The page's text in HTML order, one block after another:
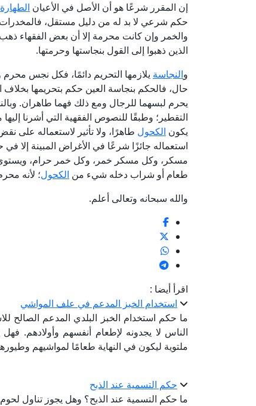
إن المقرر شرعًا هو أن الأصل في الأعيان الطهارة
حكم شرعي لا بد له من دليل مستقل، فالمخدرات
والخمر وإن كانت محرمة إلا أن بعض الفقهاء ذهب
الذين ذهبوا إلى القول بنجاستها وحرمتها.
والنجاسة يلازمها التحريم دائمًا، فكل نجس
حال، فالحكم بنجاسة العين حكم بتحريمها بخلاف
يحرم لبسهما للرجال ومع ذلك فهما طاهران.
التقطير؛ وطبقًا للنصوص الفقهية التي أشرنا
يكون الكحول طاهرًا، ولا تأثير لاستعماله على
استعماله جائزًا شرعًا في الأغراض المبينة إلا
مسكر، وكل مسكر خمر، وكل خمر حرام،
طعام أو شراب دخله شيء من الكحول؛ لأنه
والله سبحانه وتعالى أعلم.
اقرأ أيضا :
استخدام الخبز المدعم في علف المواشي
ما حكم استخدام الخبز البلدي المدعم
الناس لا يجدونه لإطعام أنفسهم وأولادهم.
ملتوية ليكون في النهاية طعامًا لمواشيهم
حكم التسمية عند الذبح
ما حكم التسمية عند الذبح؟ وهل يجوز تناول